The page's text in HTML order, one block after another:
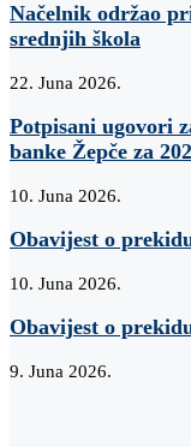
Načelnik održao
srednjih škola
22. Juna 2026.
Potpisani ugovori
banke Žepče za
10. Juna 2026.
Obavijest o
10. Juna 2026.
Obavijest o
9. Juna 2026.